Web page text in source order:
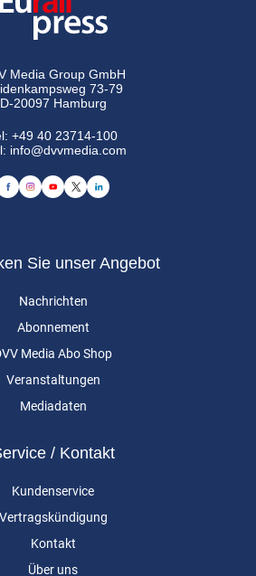
Media Group GmbH
73-79
D-20097 Hamburg
+49 40 23714-100
info@dvvmedia.com
Sie unser Angebot
Nachrichten
Abonnement
Media Abo Shop
Veranstaltungen
Mediadaten
/ Kontakt
Kundenservice
Vertragskündigung
Kontakt
Über uns